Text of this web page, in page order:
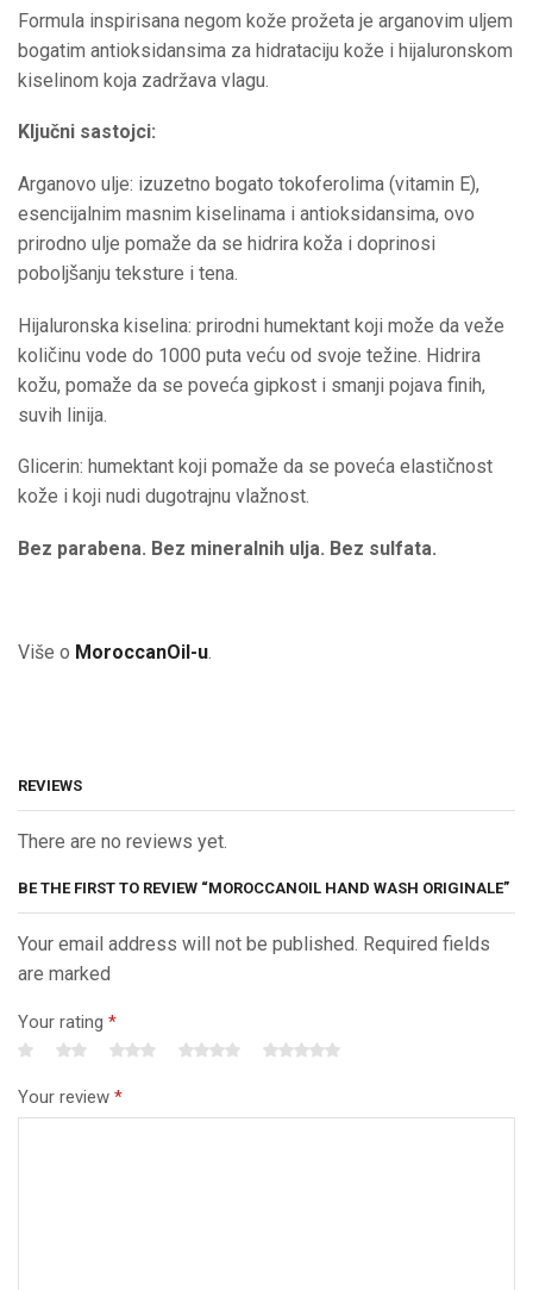
Formula inspirisana negom kože prožeta je arganovim uljem
bogatim antioksidansima za hidrataciju kože i hijaluronskom
kiselinom koja zadržava vlagu.
Ključni sastojci:
Arganovo ulje: izuzetno bogato tokoferolima (vitamin E),
esencijalnim masnim kiselinama i antioksidansima, ovo
prirodno ulje pomaže da se hidrira koža i doprinosi
poboljšanju teksture i tena.
Hijaluronska kiselina: prirodni humektant koji može da veže
količinu vode do 1000 puta veću od svoje težine. Hidrira
kožu, pomaže da se poveća gipkost i smanji pojava finih,
suvih linija.
Glicerin: humektant koji pomaže da se poveća elastičnost
kože i koji nudi dugotrajnu vlažnost.
Bez parabena. Bez mineralnih ulja. Bez sulfata.
Više o MoroccanOil-u.
REVIEWS
There are no reviews yet.
BE THE FIRST TO REVIEW “MOROCCANOIL HAND WASH ORIGINALE”
Your email address will not be published. Required fields
are marked
Your rating *
Your review *